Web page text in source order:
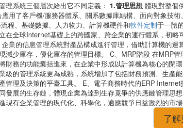
理系統三個層次給出它不同定義： 1.管理思想 體現對整個
用了客戶機/服務器體系、關系數據庫結構、面向對象技
程、基礎數據、人力物力、計算機硬件和軟件定制于一體
在全球Internet基礎上的跨國家、跨企業的運行體系，初
業的信息管理系統對產品構成進行管理，借助計算機的
減少庫存，優化庫存的管理目標。 C、MRP階段 在MRP
財務的功能囊括進來，在企業中形成以計算機為核心的
級的管理系統更為成熟，系統增加了包括財務預測、生
管理及決策的平臺工具。 E、電子商務時代的ERP
發展的生存鏈，體現企業為達到生存竟爭的供應鏈管理思
現有企業管理的現代化、科學化，適應競爭日益激烈的市
了